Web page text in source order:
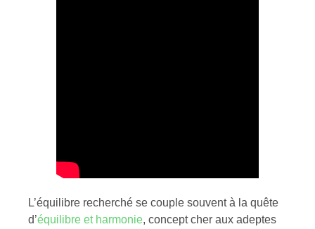
L’équilibre recherché se couple souvent à la quête
d’équilibre et harmonie, concept cher aux adeptes